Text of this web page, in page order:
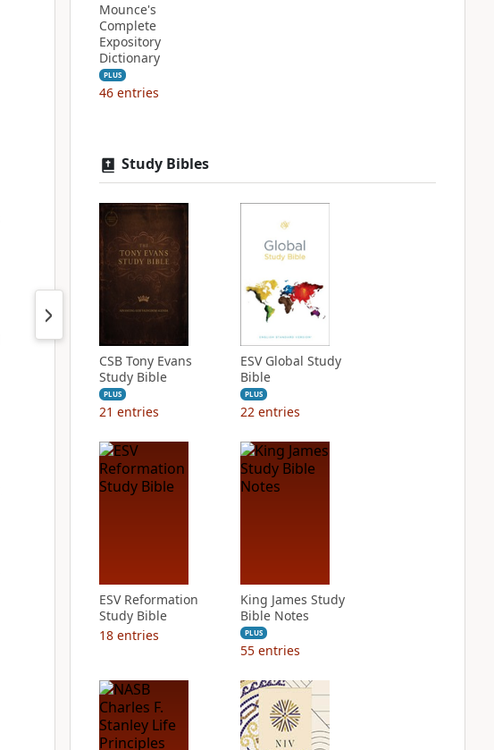
Mounce's
Complete
Expository
Dictionary
PLUS
46 entries
Study Bibles
CSB Tony Evans
Study Bible
PLUS
21 entries
ESV Global Study
Bible
PLUS
22 entries
ESV Reformation
Study Bible
18 entries
King James Study
Bible Notes
PLUS
55 entries